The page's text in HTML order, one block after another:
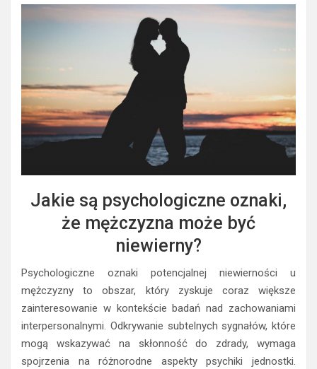
Jakie są psychologiczne oznaki,
że mężczyzna może być
niewierny?
Psychologiczne oznaki potencjalnej niewierności u
mężczyzny to obszar, który zyskuje coraz większe
zainteresowanie w kontekście badań nad zachowaniami
interpersonalnymi. Odkrywanie subtelnych sygnałów, które
mogą wskazywać na skłonność do zdrady, wymaga
spojrzenia na różnorodne aspekty psychiki jednostki.